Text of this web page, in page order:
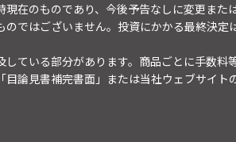
在のものであり、今後予告なしに変更また
ではございません。投資にかかる最終決
ている部分があります。商品ごとに手数料
目論見書補完書面」または当社ウェブサイト